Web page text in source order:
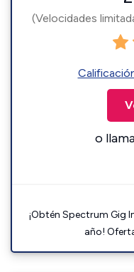
(Velocidades
o
¡Obtén Spectrum Gig
año!